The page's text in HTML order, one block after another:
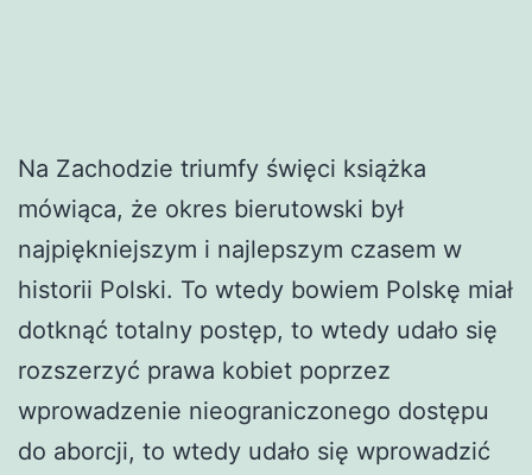
Na Zachodzie triumfy święci książka
mówiąca, że okres bierutowski był
najpiękniejszym i najlepszym czasem w
historii Polski. To wtedy bowiem Polskę miał
dotknąć totalny postęp, to wtedy udało się
rozszerzyć prawa kobiet poprzez
wprowadzenie nieograniczonego dostępu
do aborcji, to wtedy udało się wprowadzić